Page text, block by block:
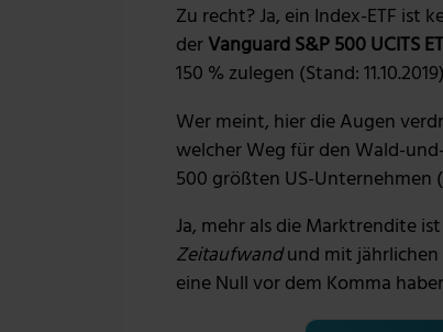
Zu recht? Ja, ein Index-ETF ist
derVanguard S&P 500 UCITS
150 % zulegen (Stand:
Wer meint, hier die Augen
welcher Weg für den Wald-
500 größten US-Unternehmen
Ja, mehr als die Marktrendite
Zeitaufwandund mit jährlichen
eine Null vor dem Komma